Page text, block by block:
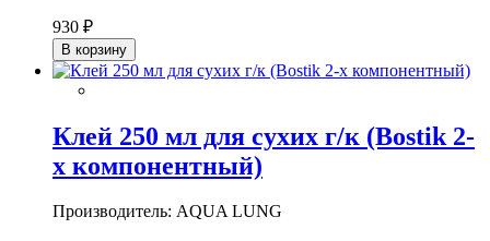
930 ₽
В корзину
Клей 250 мл для сухих г/к (Bostik 2-
х компонентный)
Производитель: AQUA LUNG